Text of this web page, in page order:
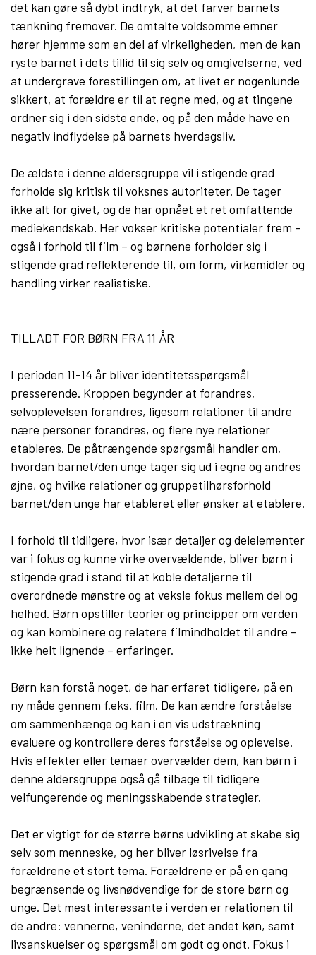
det kan gøre så dybt indtryk, at det farver barnets
tænkning fremover. De omtalte voldsomme emner
hører hjemme som en del af virkeligheden, men de kan
ryste barnet i dets tillid til sig selv og omgivelserne, ved
at undergrave forestillingen om, at livet er nogenlunde
sikkert, at forældre er til at regne med, og at tingene
ordner sig i den sidste ende, og på den måde have en
negativ indflydelse på barnets hverdagsliv.
De ældste i denne aldersgruppe vil i stigende grad
forholde sig kritisk til voksnes autoriteter. De tager
ikke alt for givet, og de har opnået et ret omfattende
mediekendskab. Her vokser kritiske potentialer frem –
også i forhold til film – og børnene forholder sig i
stigende grad reflekterende til, om form, virkemidler og
handling virker realistiske.
TILLADT FOR BØRN FRA 11 ÅR
I perioden 11-14 år bliver identitetsspørgsmål
presserende. Kroppen begynder at forandres,
selvoplevelsen forandres, ligesom relationer til andre
nære personer forandres, og flere nye relationer
etableres. De påtrængende spørgsmål handler om,
hvordan barnet/den unge tager sig ud i egne og andres
øjne, og hvilke relationer og gruppetilhørsforhold
barnet/den unge har etableret eller ønsker at etablere.
I forhold til tidligere, hvor især detaljer og delelementer
var i fokus og kunne virke overvældende, bliver børn i
stigende grad i stand til at koble detaljerne til
overordnede mønstre og at veksle fokus mellem del og
helhed. Børn opstiller teorier og principper om verden
og kan kombinere og relatere filmindholdet til andre –
ikke helt lignende – erfaringer.
Børn kan forstå noget, de har erfaret tidligere, på en
ny måde gennem f.eks. film. De kan ændre forståelse
om sammenhænge og kan i en vis udstrækning
evaluere og kontrollere deres forståelse og oplevelse.
Hvis effekter eller temaer overvælder dem, kan børn i
denne aldersgruppe også gå tilbage til tidligere
velfungerende og meningsskabende strategier.
Det er vigtigt for de større børns udvikling at skabe sig
selv som menneske, og her bliver løsrivelse fra
forældrene et stort tema. Forældrene er på en gang
begrænsende og livsnødvendige for de store børn og
unge. Det mest interessante i verden er relationen til
de andre: vennerne, veninderne, det andet køn, samt
livsanskuelser og spørgsmål om godt og ondt. Fokus i